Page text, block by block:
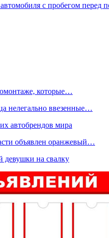
с пробегом перед
которые…
нелегально ввезенные…
автобрендов мира
объявлен оранжевый…
девушки на свалку